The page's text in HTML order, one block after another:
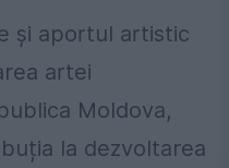
și aportul artistic
artei
Moldova,
la dezvoltarea